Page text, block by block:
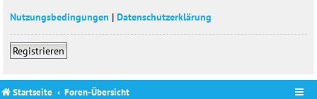
Nutzungsbedingungen | Datenschutzerklärung
Registrieren
Startseite Foren-Übersicht